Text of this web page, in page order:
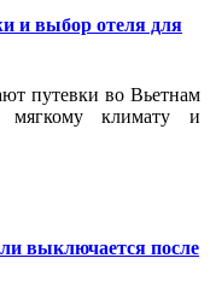
и выбор отеля для
путевки во Вьетнам
мягкому климату и
выключается после